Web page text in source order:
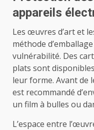
appareils
Les œuvres d’art et
méthode
vulnérabilité. Des
plats sont
leur forme. Avant de
est recommandé
un film à bulles ou
L’espace entre